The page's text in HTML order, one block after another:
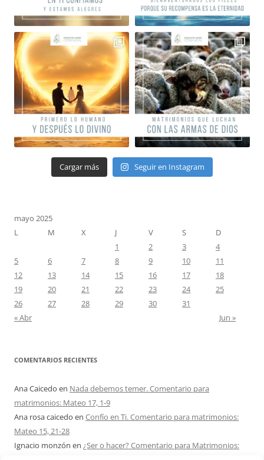
Cargar más Seguir en Instagram
mayo 2025
L
M X J V S
D
1
2 3
4
5
6 7 8 9 10
11
12
13 14 15 16 17
18
19
20 21 22 23 24
25
26
27 28 29 30
31
« Abr
Jun »
COMENTARIOS RECIENTES
Ana Caicedo en Nada debemos temer. Comentario para
matrimonios: Mateo 17, 1-9
Ana rosa caicedo en Confío en Ti. Comentario para matrimonios:
Mateo 15, 21-28
Ignacio monzón en ¿Ser o hacer? Comentario para Matrimonios: